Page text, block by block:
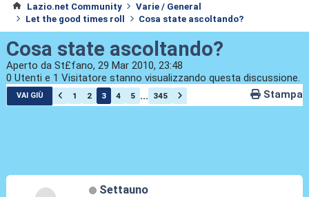
Lazio.net Community
Varie / General
Let the good times roll
Cosa state ascoltando?
Cosa state ascoltando?
Aperto da St£fano, 29 Mar 2010, 23:48
0 Utenti e 1 Visitatore stanno visualizzando questa discussione.
VAI GIÙ 1 2 3 4 5 ... 345 Stampa
Settauno